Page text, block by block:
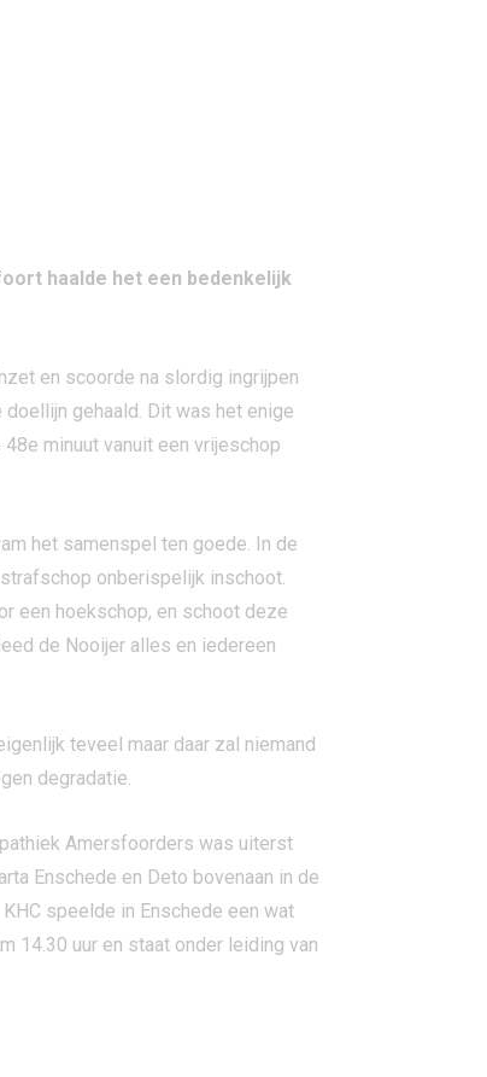
haalde het een bedenkelijk
en scoorde na slordig ingrijpen
gehaald. Dit was het enige
minuut vanuit een vrijeschop
het samenspel ten goede. In de
onberispelijk inschoot.
een hoekschop, en schoot deze
de Nooijer alles en iedereen
teveel maar daar zal niemand
degradatie.
Amersfoorders was uiterst
Enschede en Deto bovenaan in de
speelde in Enschede een wat
14.30 uur en staat onder leiding van